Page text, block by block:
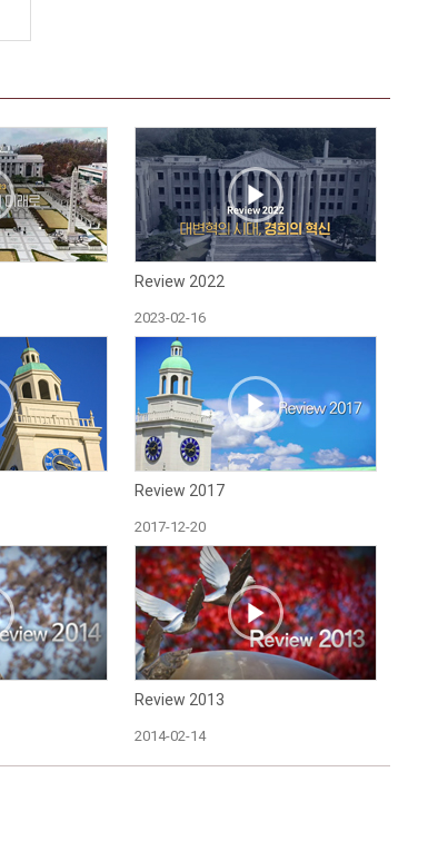
Review 2022
2023-02-16
Review 2017
2017-12-20
Review 2013
2014-02-14